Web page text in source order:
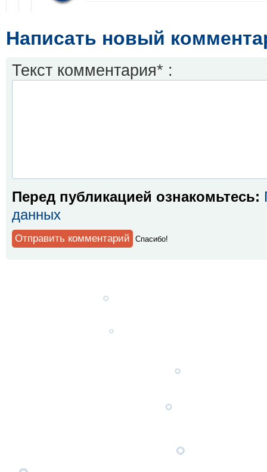
Написать новый
Текст комментария* :
Перед публикацией ознакомьтесь:
данных
Спaсибо!